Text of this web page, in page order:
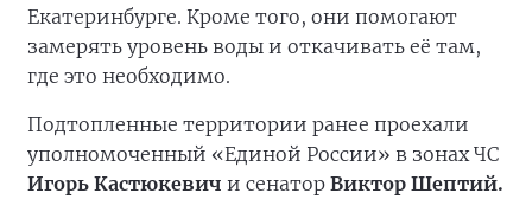
Екатеринбурге. Кроме того, они помогают
замерять уровень воды и откачивать её там,
где это необходимо.
Подтопленные территории ранее проехали
уполномоченный «Единой России» в зонах ЧС
Игорь Кастюкевич и сенатор Виктор Шептий.